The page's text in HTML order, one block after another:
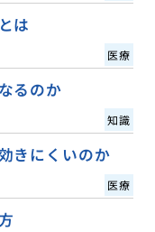
は
医療
るのか
知識
きにくいのか
医療